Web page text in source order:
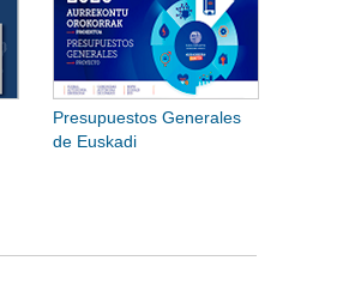
Presupuestos Generales
de Euskadi